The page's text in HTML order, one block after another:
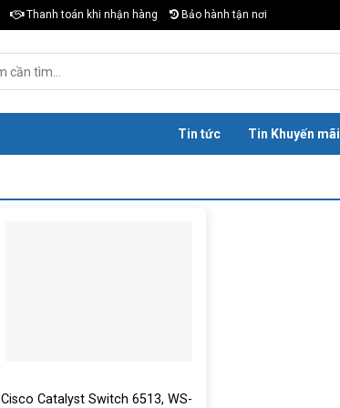
Thanh toán khi nhận hàng Bảo hành tận nơi
Tin tức Tin Khuyến mãi
Cisco Catalyst Switch 6513, WS-